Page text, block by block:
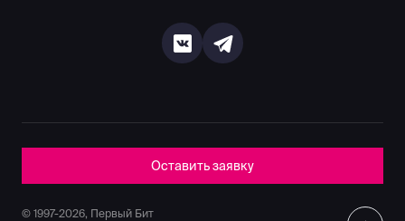
© 1997-2026, Первый Бит
Оставить заявку